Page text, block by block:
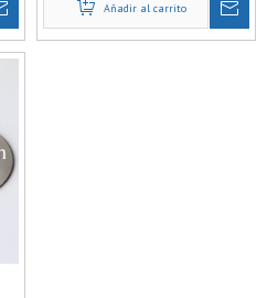
médica
Añadir al carrito